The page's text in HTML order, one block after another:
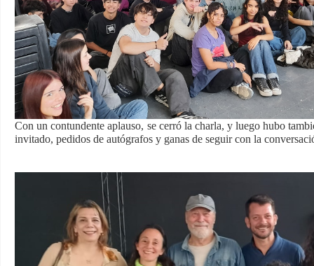
Con un contundente aplauso, se cerró la charla, y luego hubo
invitado, pedidos de autógrafos y ganas de seguir con la